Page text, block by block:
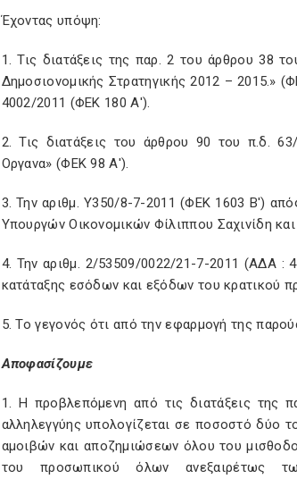
Έχοντας υπόψη:
1. Τις διατάξεις της παρ. 2 του άρθρου 38
Δημοσιονομικής Στρατηγικής 2012 – 2015.»
4002/2011 (ΦΕΚ 180 Α').
2. Τις διατάξεις του άρθρου 90 του π.δ.
Οργανα» (ΦΕΚ 98 Α').
3. Την αριθμ. Υ350/8-7-2011 (ΦΕΚ 1603 Β')
Υπουργών Οικονομικών Φίλιππου Σαχινίδη
4. Την αριθμ. 2/53509/0022/21-7-2011 (ΑΔΑ :
κατάταξης εσόδων και εξόδων του κρατικού
5. Το γεγονός ότι από την εφαρμογή της
Αποφασίζουμε
1. Η προβλεπόμενη από τις διατάξεις
αλληλεγγύης υπολογίζεται σε ποσοστό δύο
αμοιβών και αποζημιώσεων όλου του
του προσωπικού όλων ανεξαιρέτως